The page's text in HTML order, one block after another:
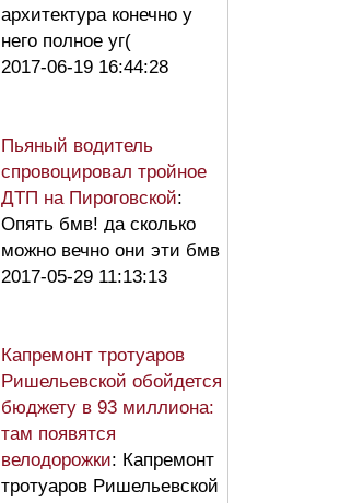
архитектура конечно у
него полное уг(
2017-06-19 16:44:28
Пьяный водитель
спровоцировал тройное
ДТП на Пироговской:
Опять бмв! да сколько
можно вечно они эти бмв
2017-05-29 11:13:13
Капремонт тротуаров
Ришельевской обойдется
бюджету в 93 миллиона:
там появятся
велодорожки: Капремонт
тротуаров Ришельевской